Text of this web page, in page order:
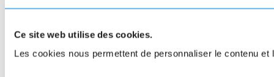
Ce site web utilise des cookies.
Les cookies nous permettent de personnaliser le contenu